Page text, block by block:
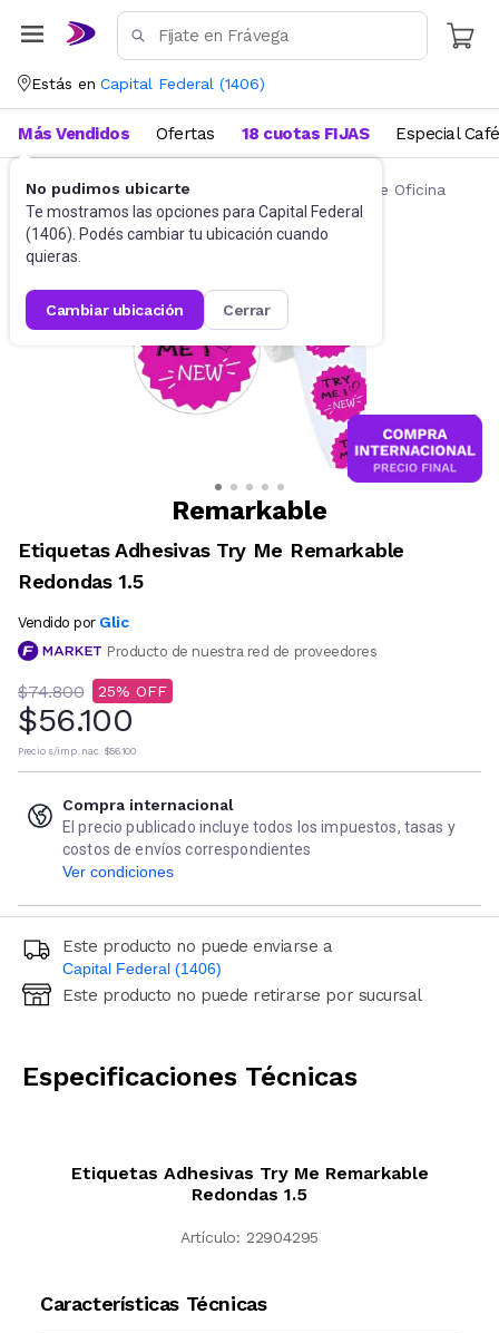
Estás en Capital Federal (1406)
No pudimos ubicarte
Te mostramos las opciones para Capital Federal
(1406). Podés cambiar tu ubicación cuando
quieras.
cambiar ubicación cerrar
Más Vendidos Ofertas 18 cuotas FIJAS Especial Café
Artículos de Librería y Papelería Artículos de Oficina
Remarkable
Etiquetas Adhesivas Try Me Remarkable
Redondas 1.5
Vendido por Glic
Producto de nuestra red de proveedores
$74.800 25
$56.100
Precio s/imp. nac. $56.100
Compra internacional
El precio publicado incluye todos los impuestos, tasas y
costos de envíos correspondientes
Ver condiciones
Este producto no puede enviarse a
Capital Federal (1406)
Ingresá código postal (sólo números)
Este producto no puede retirarse por sucursal
Especificaciones Técnicas
Etiquetas Adhesivas Try Me Remarkable
Redondas 1.5
Artículo: 22904295
Características Técnicas